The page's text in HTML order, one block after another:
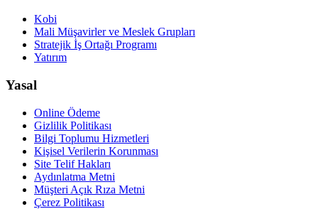
Kobi
Mali Müşavirler ve Meslek Grupları
Stratejik İş Ortağı Programı
Yatırım
Yasal
Online Ödeme
Gizlilik Politikası
Bilgi Toplumu Hizmetleri
Kişisel Verilerin Korunması
Site Telif Hakları
Aydınlatma Metni
Müşteri Açık Rıza Metni
Çerez Politikası